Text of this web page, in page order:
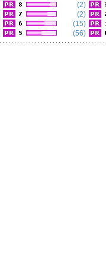
(2)
(2)
(15)
(56)